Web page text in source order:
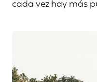
cada vez hay más